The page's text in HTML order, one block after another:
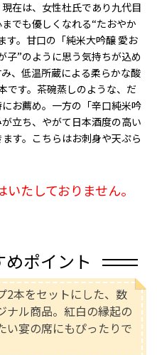
在は、女性杜氏であり九代目
でも優しくなれる“たおやか
す。甘口の「純米大吟醸 愛お
子”のように思う気持ちが込め
、低温所蔵による柔らかな酸
です。茶碗蒸しのような、だ
お薦め。一方の「辛口純米吟
立ち、やがて日本酒度の高い
す。こちらはお刺身や天ぷら
たしておりません。
ポイント
2本をセットにした、数
ナル商品。紅白の縁起の
い宴の席にもぴったりで